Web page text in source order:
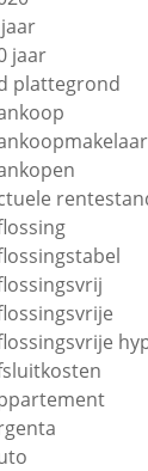
jaar
plattegrond